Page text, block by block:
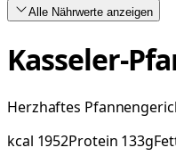
Alle Nährwerte anzeigen
Kasseler-
Herzhaftes
kcal 1952Protein 133g